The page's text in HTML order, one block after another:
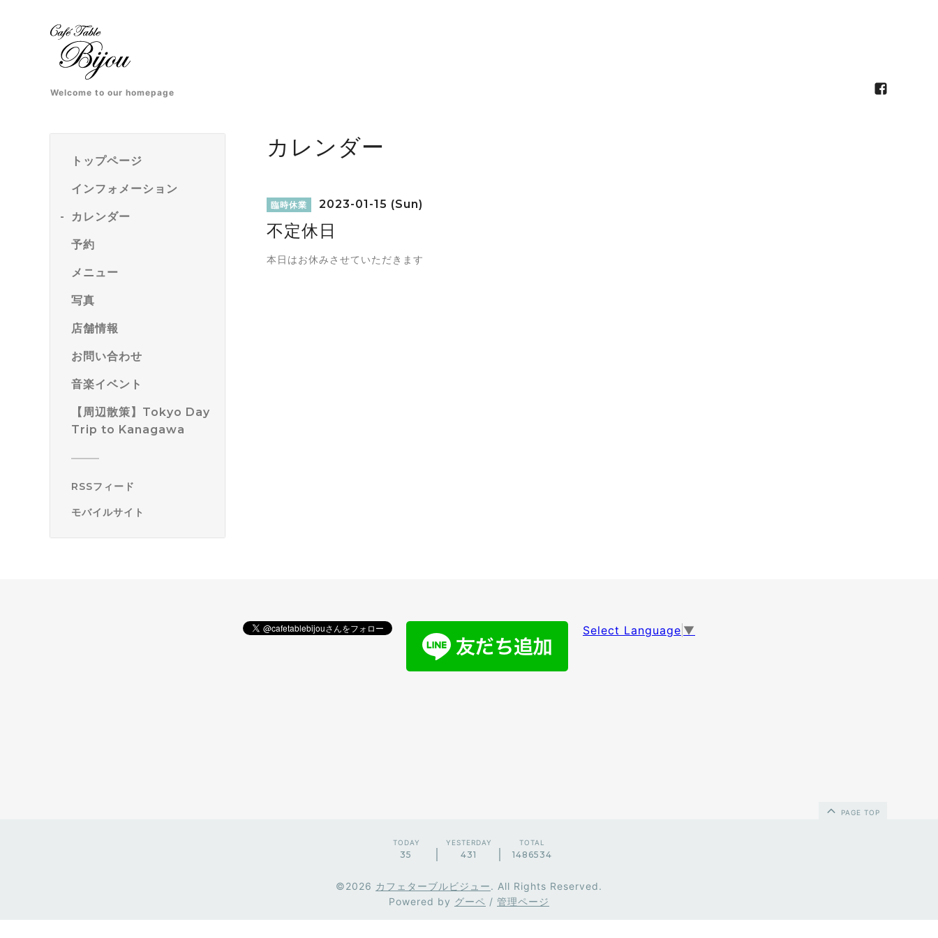
Welcome to our homepage
トップページ
インフォメーション
カレンダー
予約
メニュー
写真
店舗情報
お問い合わせ
音楽イベント
【周辺散策】Tokyo Day
Trip to Kanagawa
RSSフィード
モバイルサイト
カレンダー
臨時休業 2023-01-15 (Sun)
不定休日
本日はお休みさせていただきます
Select Language ▼
PAGE TOP
TODAY
35
YESTERDAY
431
TOTAL
1486534
©2026 カフェターブルビジュー. All Rights Reserved.
Powered by グーペ / 管理ページ